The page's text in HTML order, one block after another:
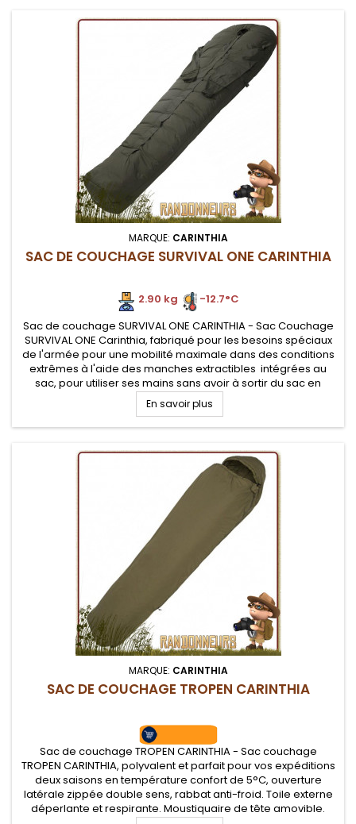
MARQUE: CARINTHIA
SAC DE COUCHAGE SURVIVAL ONE CARINTHIA
2.90 kg
-12.7°C
Sac de couchage SURVIVAL ONE CARINTHIA - Sac Couchage
SURVIVAL ONE Carinthia, fabriqué pour les besoins spéciaux
de l'armée pour une mobilité maximale dans des conditions
extrêmes à l'aide des manches extractibles intégrées au
sac, pour utiliser ses mains sans avoir à sortir du sac en
ouverture par les pieds. Température confort de -20°C
En savoir plus
MARQUE: CARINTHIA
SAC DE COUCHAGE TROPEN CARINTHIA
Sac de couchage TROPEN CARINTHIA - Sac couchage
TROPEN CARINTHIA, polyvalent et parfait pour vos expéditions
deux saisons en température confort de 5°C, ouverture
latérale zippée double sens, rabbat anti-froid. Toile externe
déperlante et respirante. Moustiquaire de tête amovible.